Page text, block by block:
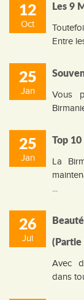
12
Oct
Les 9
Entre
25
Jan
Vous
25
Jan
Top
La
...
26
Jul
(Partie
Avec
dans